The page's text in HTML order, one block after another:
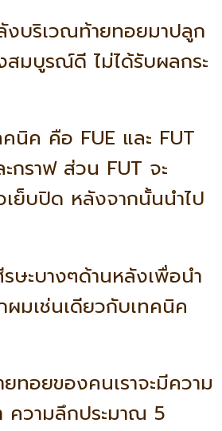
งบริเวณท้ายทอยมาปลูก
มบูรณ์ดี ไม่ได้รับผลกระ
นิค คือ FUE และ FUT
กราฟ ส่วน FUT จะ
ย็บปิด หลังจากนั้นนำไป
ษะบางๆด้านหลังเพื่อนำ
มเช่นเดียวกับเทคนิค
ทอยของคนเราจะมีความ
ความลึกประมาณ 5